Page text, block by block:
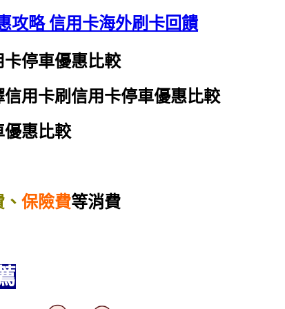
攻略 信用卡海外刷卡回饋
卡停車優惠比較
用卡刷信用卡停車優惠比較
優惠比較
保險費等消費